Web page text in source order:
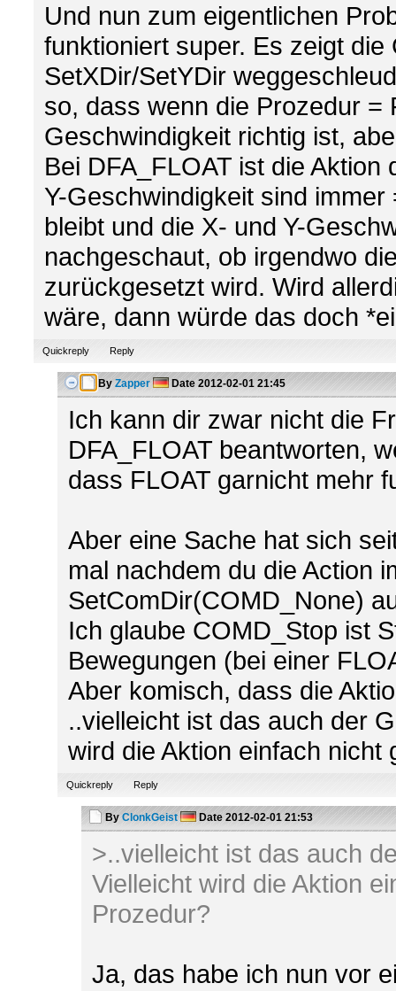
Und nun zum eigentlichen
funktioniert super. Es zeigt
SetXDir/SetYDir
so, dass wenn die Prozedur =
Geschwindigkeit richtig ist,
Bei DFA_FLOAT ist die
Y-Geschwindigkeit sind
bleibt und die X- und Y-
nachgeschaut, ob irgendwo
zurückgesetzt wird. Wird
wäre, dann würde das doch
Quickreply Reply
By Zapper Date 2012-02-01 21:45
Ich kann dir zwar nicht die
DFA_FLOAT beantworten,
dass FLOAT garnicht mehr
Aber eine Sache hat sich
mal nachdem du die Action
SetComDir(COMD_None)
Ich glaube COMD_Stop ist
Bewegungen (bei einer
Aber komisch, dass die
..vielleicht ist das auch der
wird die Aktion einfach
Quickreply Reply
By ClonkGeist Date 2012-02-01 21:53
>..vielleicht ist das auch
Vielleicht wird die Aktion
Prozedur?
Ja, das habe ich nun vor